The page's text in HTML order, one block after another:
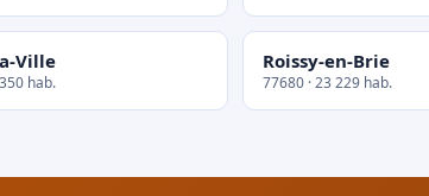
Ville
hab.
Roissy-en-Brie
77680 · 23 229 hab.